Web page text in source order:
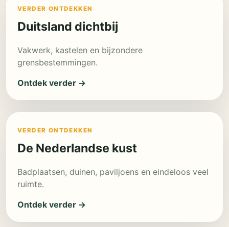
VERDER ONTDEKKEN
Duitsland dichtbij
Vakwerk, kastelen en bijzondere
grensbestemmingen.
Ontdek verder →
VERDER ONTDEKKEN
De Nederlandse kust
Badplaatsen, duinen, paviljoens en eindeloos veel
ruimte.
Ontdek verder →